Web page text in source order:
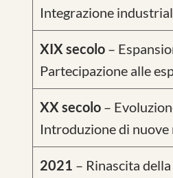
Integrazione
XIX secolo –
Partecipazione alle
XX secolo –
Introduzione di
2021 – Rinascita